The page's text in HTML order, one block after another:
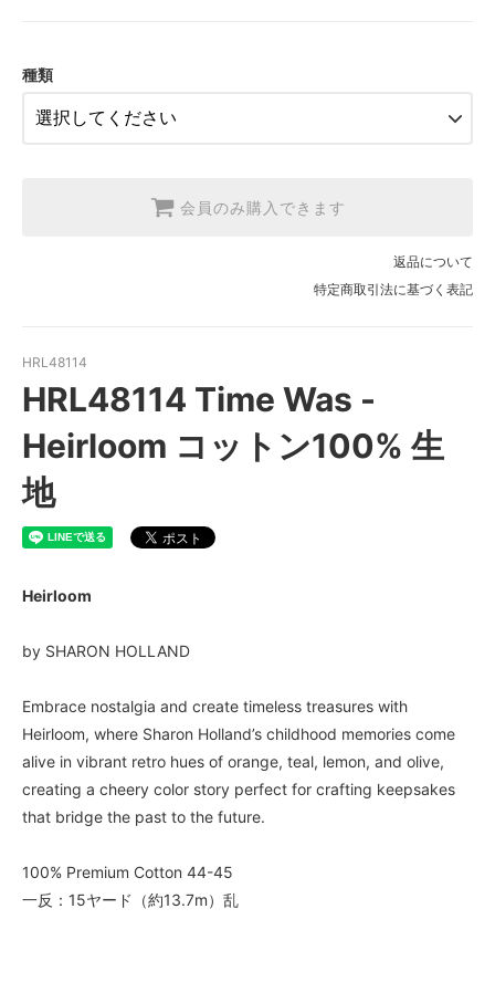
【2026/9/20〆10月発送予定分】
種類
会員のみ購入できます
返品について
特定商取引法に基づく表記
HRL48114
HRL48114 Time Was -
Heirloom コットン100% 生
地
Heirloom
by SHARON HOLLAND
Embrace nostalgia and create timeless treasures with
Heirloom, where Sharon Holland’s childhood memories come
alive in vibrant retro hues of orange, teal, lemon, and olive,
creating a cheery color story perfect for crafting keepsakes
that bridge the past to the future.
100% Premium Cotton 44-45
一反：15ヤード（約13.7m）乱